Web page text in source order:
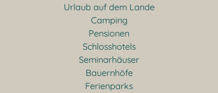
Urlaub auf dem Lande
Camping
Pensionen
Schlosshotels
Seminarhäuser
Bauernhöfe
Ferienparks